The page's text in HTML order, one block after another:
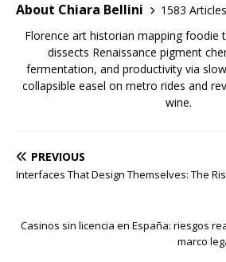
About Chiara Bellini
1583 Articles
Florence art historian mapping foodie
dissects Renaissance pigment
fermentation, and productivity via
collapsible easel on metro rides and
wine.
PREVIOUS
Interfaces That Design Themselves: The
Casinos sin licencia en España: riesgos
marco